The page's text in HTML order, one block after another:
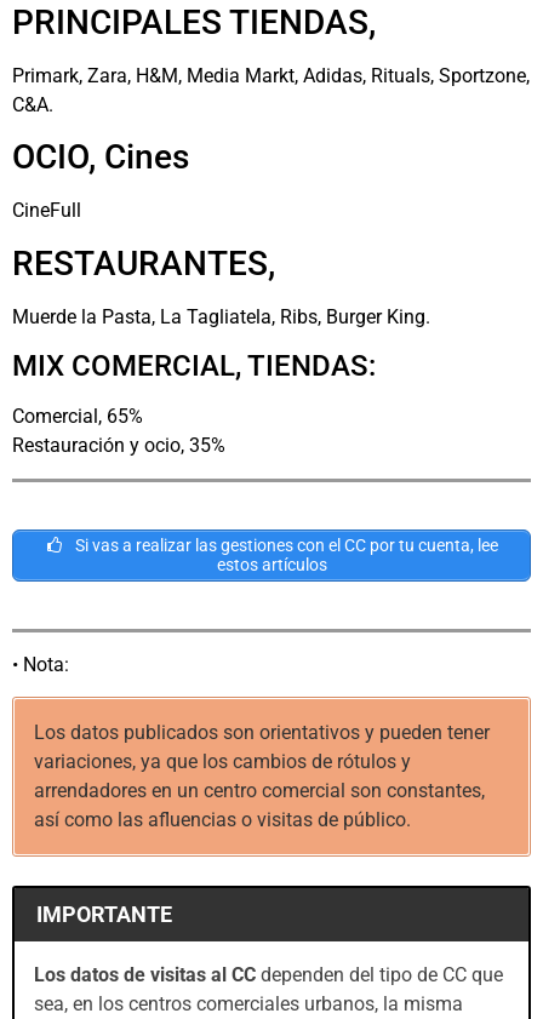
PRINCIPALES TIENDAS,
Primark, Zara, H&M, Media Markt, Adidas, Rituals, Sportzone,
C&A.
OCIO, Cines
CineFull
RESTAURANTES,
Muerde la Pasta, La Tagliatela, Ribs, Burger King.
MIX COMERCIAL, TIENDAS:
Comercial, 65%
Restauración y ocio, 35%
Si vas a realizar las gestiones con el CC por tu cuenta, lee
estos artículos
• Nota:
Los datos publicados son orientativos y pueden tener
variaciones, ya que los cambios de rótulos y
arrendadores en un centro comercial son constantes,
así como las afluencias o visitas de público.
IMPORTANTE
Los datos de visitas al CC dependen del tipo de CC que
sea, en los centros comerciales urbanos, la misma